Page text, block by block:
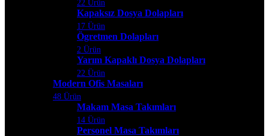
22 Ürün
Kapaksız Dosya Dolapları
17 Ürün
Ögretmen Dolapları
2 Ürün
Yarım Kapaklı Dosya Dolapları
22 Ürün
Modern Ofis Masaları
48 Ürün
Makam Masa Takımları
14 Ürün
Personel Masa Takımları